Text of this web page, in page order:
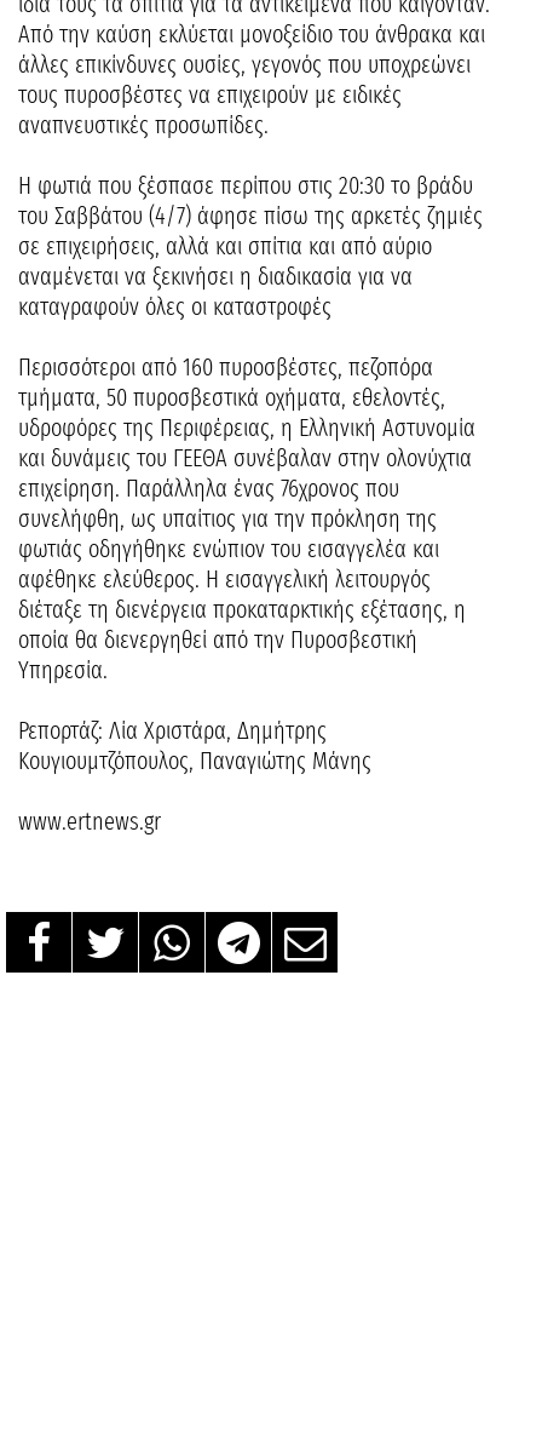
Από την καύση εκλύεται μονοξείδιο του άνθρακα και
άλλες επικίνδυνες ουσίες, γεγονός που υποχρεώνει
τους πυροσβέστες να επιχειρούν με ειδικές
αναπνευστικές προσωπίδες.
Η φωτιά που ξέσπασε περίπου στις 20:30 το βράδυ
του Σαββάτου (4/7) άφησε πίσω της αρκετές ζημιές
σε επιχειρήσεις, αλλά και σπίτια και από αύριο
αναμένεται να ξεκινήσει η διαδικασία για να
καταγραφούν όλες οι καταστροφές
Περισσότεροι από 160 πυροσβέστες, πεζοπόρα
τμήματα, 50 πυροσβεστικά οχήματα, εθελοντές,
υδροφόρες της Περιφέρειας, η Ελληνική Αστυνομία
και δυνάμεις του ΓΕΕΘΑ συνέβαλαν στην ολονύχτια
επιχείρηση. Παράλληλα ένας 76χρονος που
συνελήφθη, ως υπαίτιος για την πρόκληση της
φωτιάς οδηγήθηκε ενώπιον του εισαγγελέα και
αφέθηκε ελεύθερος. Η εισαγγελική λειτουργός
διέταξε τη διενέργεια προκαταρκτικής εξέτασης, η
οποία θα διενεργηθεί από την Πυροσβεστική
Υπηρεσία.
Ρεπορτάζ: Λία Χριστάρα, Δημήτρης
Κουγιουμτζόπουλος, Παναγιώτης Μάνης
www.ertnews.gr